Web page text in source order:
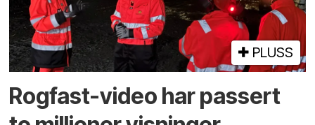
PLUSS
Rogfast-video har passert